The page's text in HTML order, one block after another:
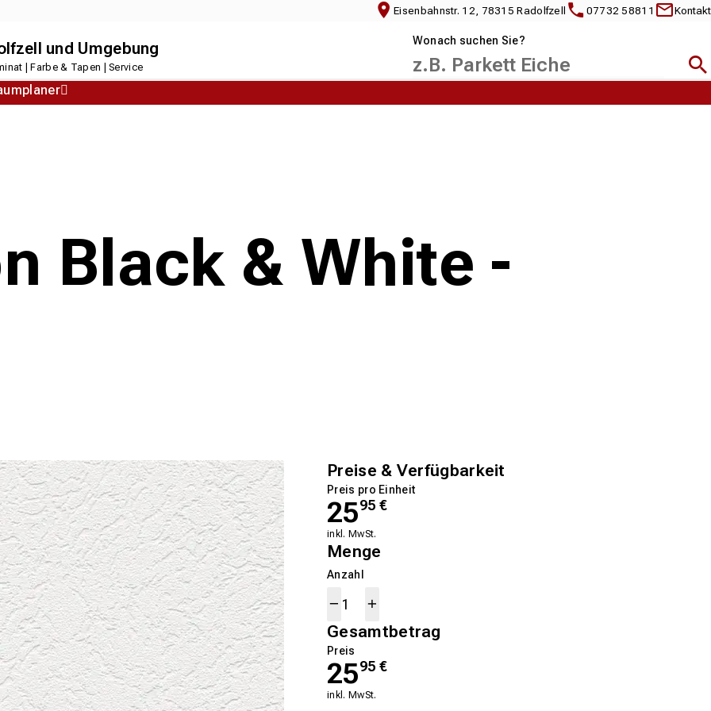
Eisenbahnstr. 12, 78315 Radolfzell 07732 58811 Kontakt
und Umgebung
| Farbe & Tapen | Service
Wonach suchen Sie?
Black & White -
Preise & Verfügbarkeit
Preis pro Einheit
2595 €
inkl. MwSt.
Menge
Anzahl
Gesamtbetrag
Preis
2595 €
inkl. MwSt.